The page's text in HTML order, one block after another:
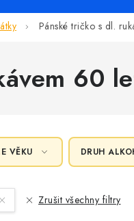
Pánské tričko s dl.
60
VĚKU DRUH
Zrušit všechny filtry